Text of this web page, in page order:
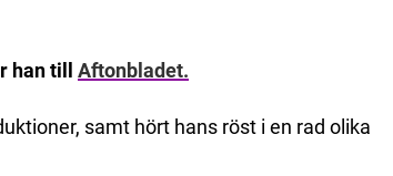
han till Aftonbladet.
samt hört hans röst i en rad olika